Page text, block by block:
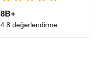
8B+
4.8 değerlendirme